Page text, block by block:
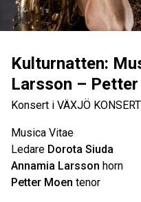
Kulturnatten:
Larsson –
Konsert i VÄXJÖ
Musica Vitae
Ledare Dorota Siuda
Annamia Larsson horn
Petter Moen tenor